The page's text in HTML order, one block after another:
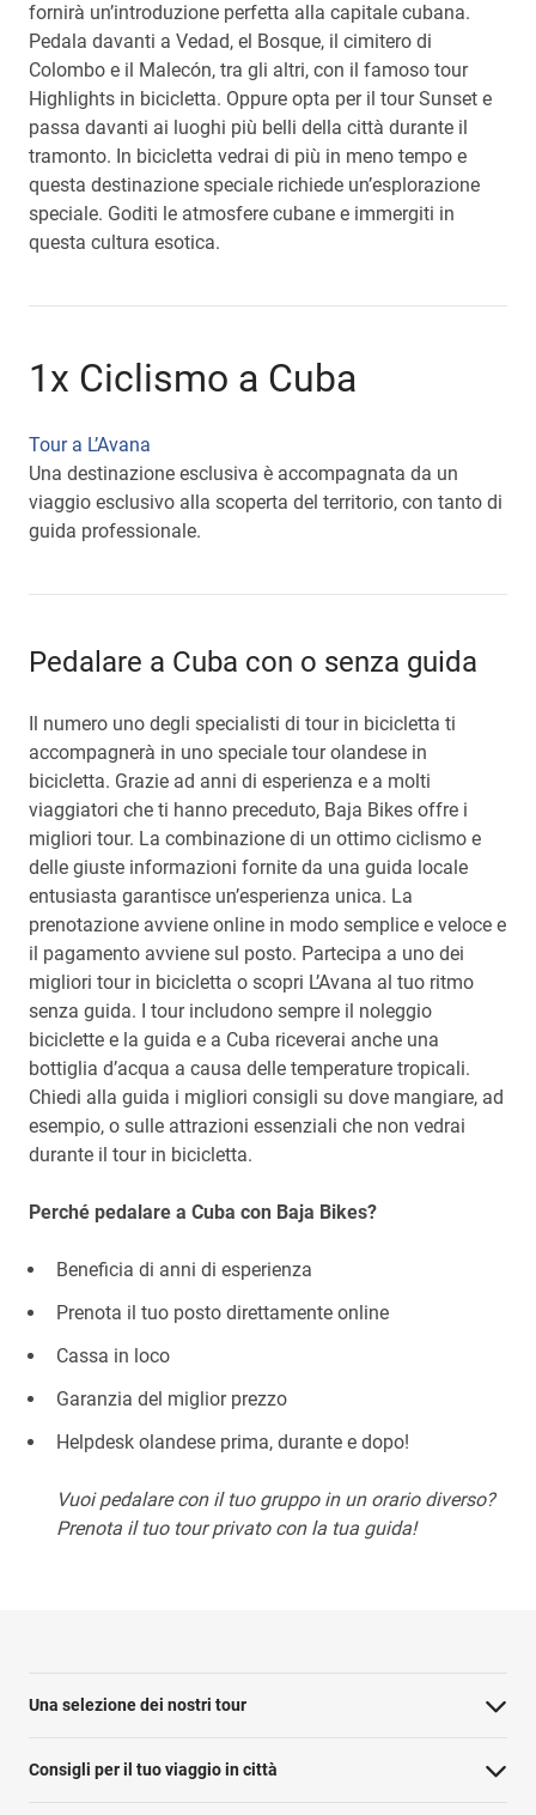
fornirà un’introduzione perfetta alla capitale cubana.
Pedala davanti a Vedad, el Bosque, il cimitero di
Colombo e il Malecón, tra gli altri, con il famoso tour
Highlights in bicicletta. Oppure opta per il tour Sunset e
passa davanti ai luoghi più belli della città durante il
tramonto. In bicicletta vedrai di più in meno tempo e
questa destinazione speciale richiede un’esplorazione
speciale. Goditi le atmosfere cubane e immergiti in
questa cultura esotica.
1x Ciclismo a Cuba
Tour a L’Avana
Una destinazione esclusiva è accompagnata da un
viaggio esclusivo alla scoperta del territorio, con tanto di
guida professionale.
Pedalare a Cuba con o senza guida
Il numero uno degli specialisti di tour in bicicletta ti
accompagnerà in uno speciale tour olandese in
bicicletta. Grazie ad anni di esperienza e a molti
viaggiatori che ti hanno preceduto, Baja Bikes offre i
migliori tour. La combinazione di un ottimo ciclismo e
delle giuste informazioni fornite da una guida locale
entusiasta garantisce un’esperienza unica. La
prenotazione avviene online in modo semplice e veloce e
il pagamento avviene sul posto. Partecipa a uno dei
migliori tour in bicicletta o scopri L’Avana al tuo ritmo
senza guida. I tour includono sempre il noleggio
biciclette e la guida e a Cuba riceverai anche una
bottiglia d’acqua a causa delle temperature tropicali.
Chiedi alla guida i migliori consigli su dove mangiare, ad
esempio, o sulle attrazioni essenziali che non vedrai
durante il tour in bicicletta.
Perché pedalare a Cuba con Baja Bikes?
Beneficia di anni di esperienza
Prenota il tuo posto direttamente online
Cassa in loco
Garanzia del miglior prezzo
Helpdesk olandese prima, durante e dopo!
Vuoi pedalare con il tuo gruppo in un orario diverso?
Prenota il tuo tour privato con la tua guida!
Una selezione dei nostri tour
Consigli per il tuo viaggio in città